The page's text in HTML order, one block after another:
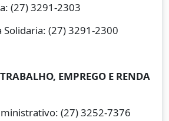
(27) 3291-2303
Solidaria: (27) 3291-2300
EMPREGO E RENDA
(27) 3252-7376